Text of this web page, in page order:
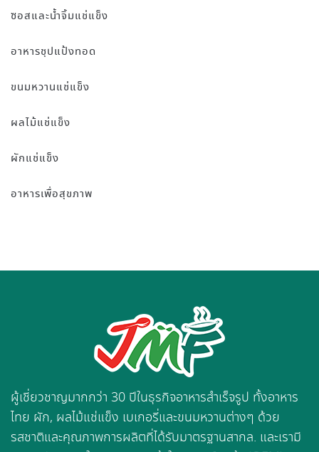
ซอสและน้ำจิ้มแช่แข็ง
อาหารชุปแป้งทอด
ขนมหวานแช่แข็ง
ผลไม้แช่แข็ง
ผักแช่แข็ง
อาหารเพื่อสุขภาพ
ผู้เชี่ยวชาญมากกว่า 30 ปีในธุรกิจอาหารสำเร็จรูป ทั้งอาหาร
ไทย ผัก, ผลไม้แช่แข็ง เบเกอรี่และขนมหวานต่างๆ ด้วย
รสชาติและคุณภาพการผลิตที่ได้รับมาตรฐานสากล. และเรามี